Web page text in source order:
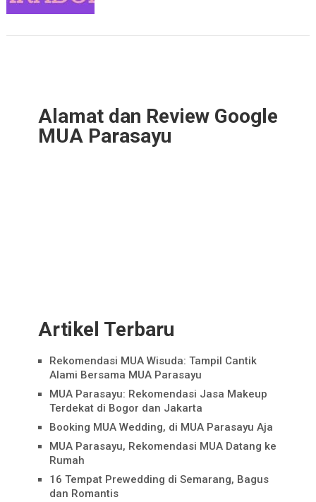
Alamat dan Review Google
MUA Parasayu
Artikel Terbaru
Rekomendasi MUA Wisuda: Tampil Cantik
Alami Bersama MUA Parasayu
MUA Parasayu: Rekomendasi Jasa Makeup
Terdekat di Bogor dan Jakarta
Booking MUA Wedding, di MUA Parasayu Aja
MUA Parasayu, Rekomendasi MUA Datang ke
Rumah
16 Tempat Prewedding di Semarang, Bagus
dan Romantis